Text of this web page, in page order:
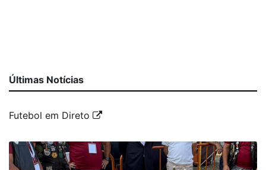
Últimas Notícias
Futebol em Direto